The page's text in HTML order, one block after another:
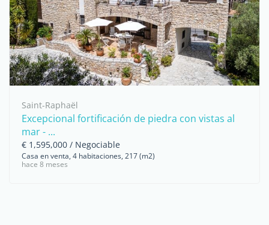
Saint-Raphaël
Excepcional fortificación de piedra con vistas al
mar - ...
€ 1,595,000 / Negociable
Casa en venta, 4 habitaciones, 217 (m2)
hace 8 meses